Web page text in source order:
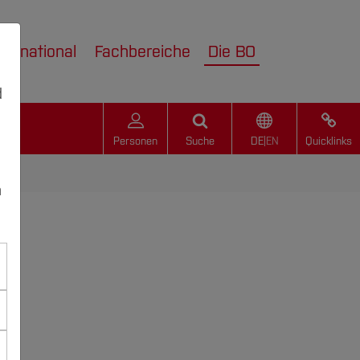
Fachbereiche Die BO
Personen Suche DE| EN Quicklinks